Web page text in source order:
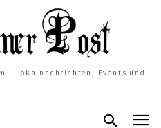
– Lokalnachrichten, Events und